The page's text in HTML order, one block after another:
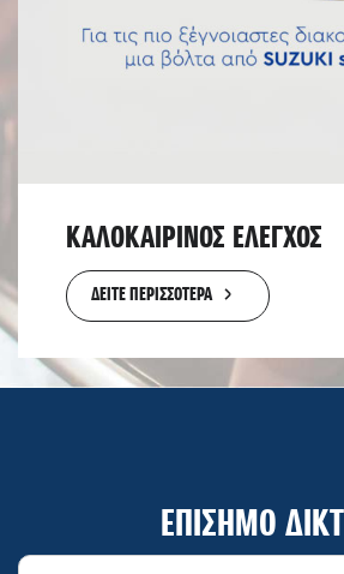
ΚΑΛΟΚΑΙΡΙΝΟΣ ΕΛΕΓΧΟΣ
ΔΕΙΤΕ ΠΕΡΙΣΣΟΤΕΡΑ
ΕΠΙΣΗΜΟ